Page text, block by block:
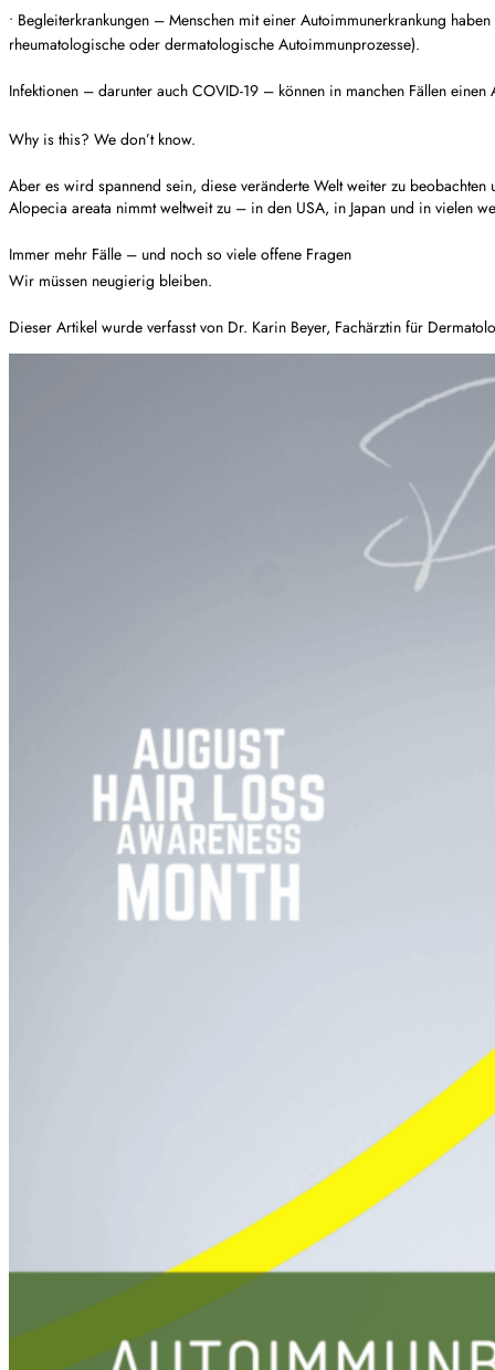
• Begleiterkrankungen – Menschen mit einer Autoimmunerkrankung
rheumatologische oder dermatologische Autoimmunprozesse).
Infektionen – darunter auch COVID-19 – können in manchen Fällen
Why is this? We don’t know.
Aber es wird spannend sein, diese veränderte Welt weiter zu beobachten
Alopecia areata nimmt weltweit zu – in den USA, in Japan und in vielen
Immer mehr Fälle – und noch so viele offene Fragen
Wir müssen neugierig bleiben.
Dieser Artikel wurde verfasst von Dr. Karin Beyer, Fachärztin für